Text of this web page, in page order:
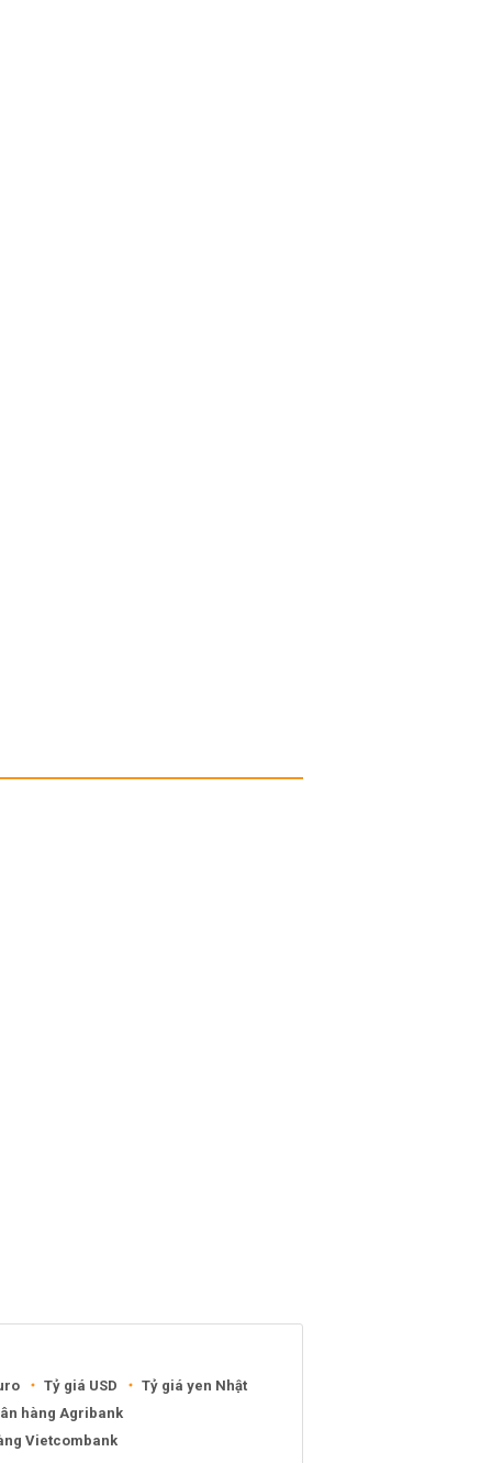
Tỷ giá USD
Tỷ giá yen Nhật
hàng Agribank
Vietcombank